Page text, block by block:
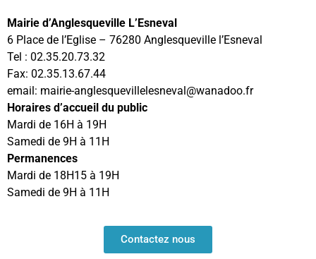
Mairie d’Anglesqueville L’Esneval
6 Place de l’Eglise – 76280 Anglesqueville l’Esneval
Tel : 02.35.20.73.32
Fax: 02.35.13.67.44
email: mairie-anglesquevillelesneval@wanadoo.fr
Horaires d’accueil du public
Mardi de 16H à 19H
Samedi de 9H à 11H
Permanences
Mardi de 18H15 à 19H
Samedi de 9H à 11H
Contactez nous